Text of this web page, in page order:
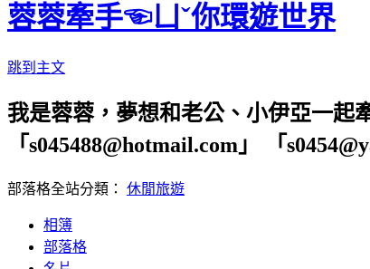
蓉蓉牽手☜ㄩˇ你環遊世界
跳到主文
我是蓉蓉，夢想和老公、小伊亞一起
「s045488@hotmail.com」 「
部落格全站分類： 休閒旅遊
相簿
部落格